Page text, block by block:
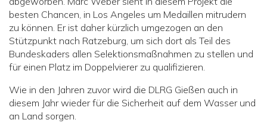
besten Chancen, in Los Angeles um Medaillen mitrudern
zu können. Er ist daher kürzlich umgezogen an den
Stützpunkt nach Ratzeburg, um sich dort als Teil des
Bundeskaders allen Selektionsmaßnahmen zu stellen und
für einen Platz im Doppelvierer zu qualifizieren.
Wie in den Jahren zuvor wird die DLRG Gießen auch in
diesem Jahr wieder für die Sicherheit auf dem Wasser und
an Land sorgen.